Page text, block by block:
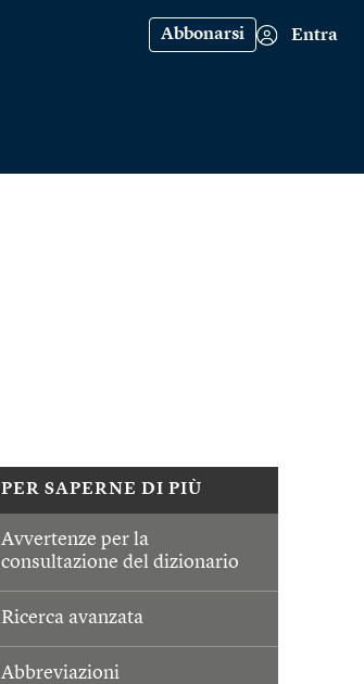
Abbonarsi Entra
PER SAPERNE DI PIÙ
Avvertenze per la
consultazione del dizionario
Ricerca avanzata
Abbreviazioni